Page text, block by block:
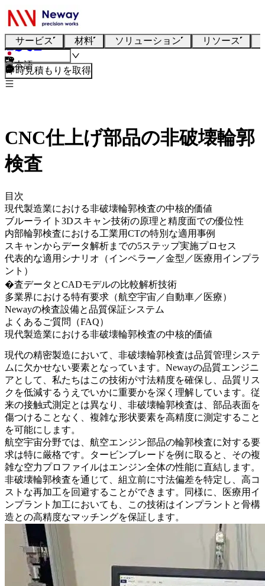
サービス 材料 ソリューション リソース
日本語
即時見積もりを取得
CNC仕上げ部品の非破壊輪郭
検査
目次
現代製造業における非破壊輪郭検査の中核的価値
ブルーライト3Dスキャン技術の原理と精度面での優位性
内部輪郭検査における工業用CTの特別な適用事例
スキャンからデータ解析までの5ステップ実施プロセス
代表的な適用シナリオ（インペラー／金型／医療用インプラ
ント）
�査データとCADモデルの比較解析技術
多業界における特有要求（航空宇宙／自動車／医療）
Newayの検査設備と品質保証システム
よくあるご質問（FAQ）
現代製造業における非破壊輪郭検査の中核的価値
現代の精密製造において、非破壊輪郭検査は品質管理システ
ムに欠かせない要素となっています。Newayの品質エンジニ
アとして、私たちはこの技術が寸法精度を確保し、品質リス
クを低減するうえでいかに重要かを深く理解しています。従
来の接触式測定とは異なり、非破壊輪郭検査は、部品表面を
傷つけることなく、複雑な形状要素を高精度に測定すること
を可能にします。
航空宇宙分野では、 航空エンジン部品の輪郭検査に対する要
求は特に厳格です。タービンブレードを例に取ると、その複
雑な空力プロファイルはエンジン全体の性能に直結します。
非破壊輪郭検査を通じて、組立前に寸法偏差を特定し、高コ
ストな再加工を回避することができます。同様に、
医療用イ
ンプラント加工においても、この技術はインプラントと骨構
造との高精度なマッチングを保証します。